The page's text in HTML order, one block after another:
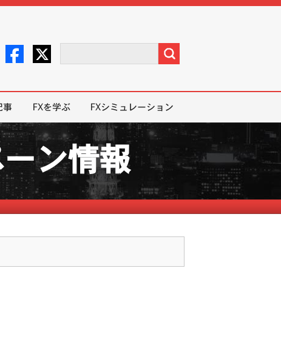
事 FXを学ぶ FXシミュレーション
ン情報